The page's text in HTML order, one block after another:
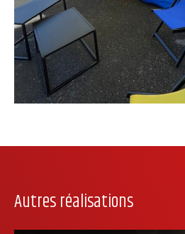
Autres réalisations